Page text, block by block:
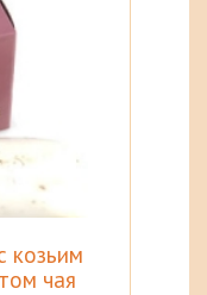
козьим
чая